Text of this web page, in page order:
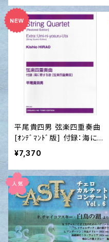
平尾貴四男 弦楽四重奏曲
[ｵﾝﾃﾞﾏﾝﾄﾞ版] 付録：海に寄
する歌［弦楽四重奏版］
¥7,370